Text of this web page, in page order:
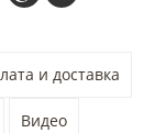
и доставка
Видео